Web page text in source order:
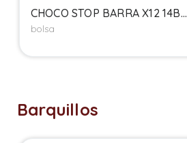
CHOCO STOP BARRA X12 14B...
bolsa
Barquillos